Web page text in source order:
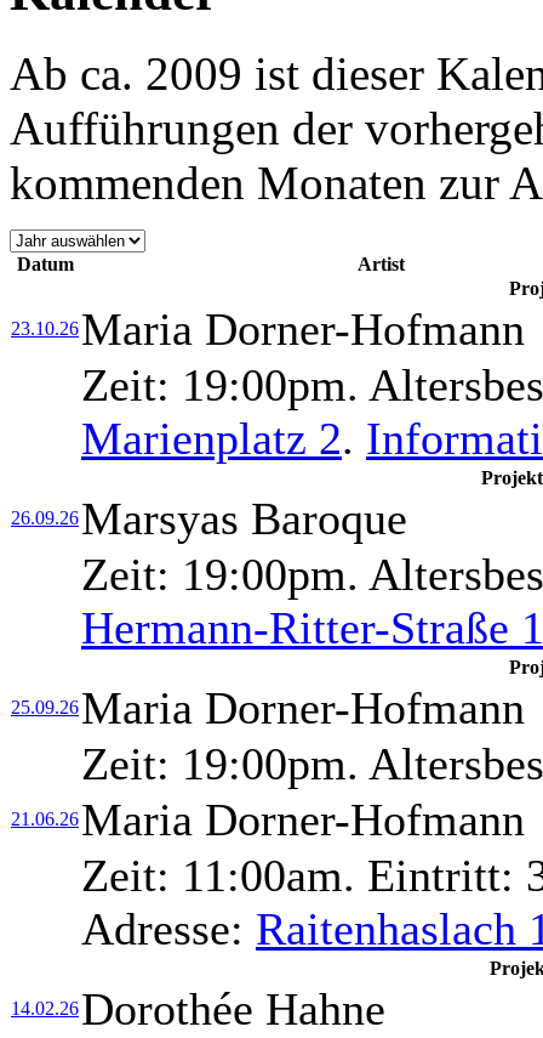
Ab ca. 2009 ist dieser
Aufführungen der
kommenden Monaten zur
Datum
Artist
23.10.26Maria Dorner-Hofmann
Zeit: 19:00pm.
Marienplatz 2.
26.09.26Marsyas Baroque
Zeit: 19:00pm.
Hermann-Ritter-Straße
25.09.26Maria Dorner-Hofmann
Zeit: 19:00pm.
21.06.26Maria Dorner-Hofmann
Zeit: 11:00am. Eintritt:
Adresse: Raitenhaslach
14.02.26Dorothée Hahne